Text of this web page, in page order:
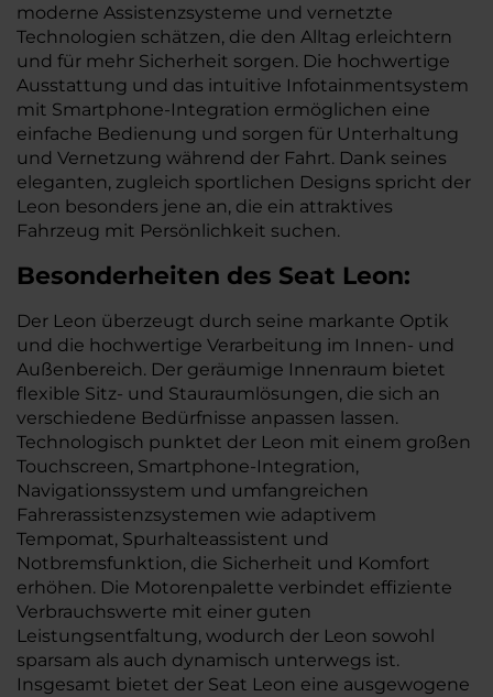
moderne Assistenzsysteme und vernetzte
Technologien schätzen, die den Alltag erleichtern
und für mehr Sicherheit sorgen. Die hochwertige
Ausstattung und das intuitive Infotainmentsystem
mit Smartphone-Integration ermöglichen eine
einfache Bedienung und sorgen für Unterhaltung
und Vernetzung während der Fahrt. Dank seines
eleganten, zugleich sportlichen Designs spricht der
Leon besonders jene an, die ein attraktives
Fahrzeug mit Persönlichkeit suchen.
Besonderheiten des Seat Leon:
Der Leon überzeugt durch seine markante Optik
und die hochwertige Verarbeitung im Innen- und
Außenbereich. Der geräumige Innenraum bietet
flexible Sitz- und Stauraumlösungen, die sich an
verschiedene Bedürfnisse anpassen lassen.
Technologisch punktet der Leon mit einem großen
Touchscreen, Smartphone-Integration,
Navigationssystem und umfangreichen
Fahrerassistenzsystemen wie adaptivem
Tempomat, Spurhalteassistent und
Notbremsfunktion, die Sicherheit und Komfort
erhöhen. Die Motorenpalette verbindet effiziente
Verbrauchswerte mit einer guten
Leistungsentfaltung, wodurch der Leon sowohl
sparsam als auch dynamisch unterwegs ist.
Insgesamt bietet der Seat Leon eine ausgewogene